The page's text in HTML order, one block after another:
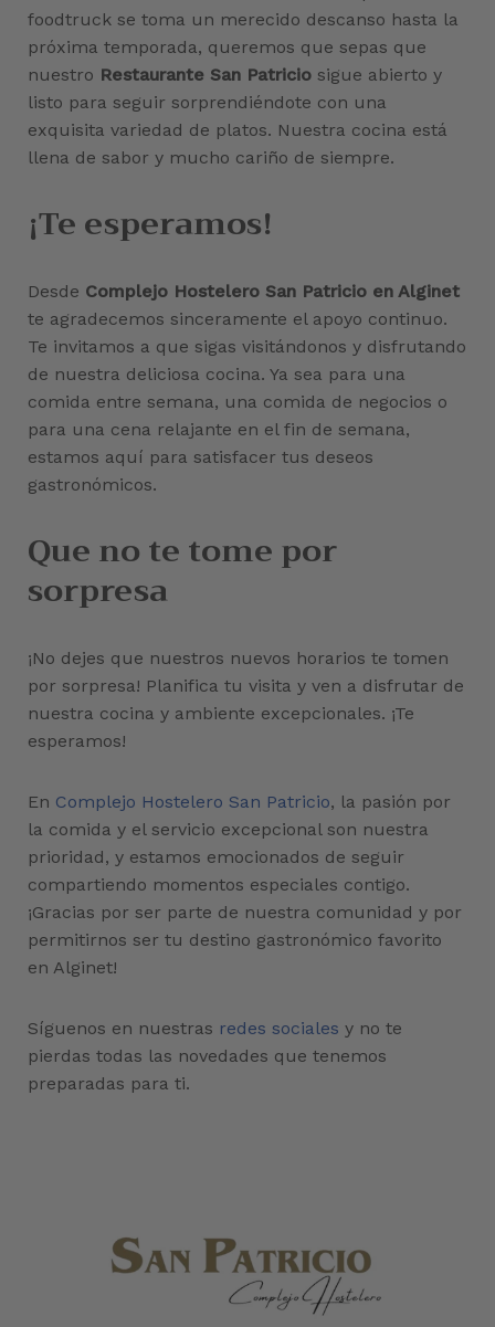
foodtruck se toma un merecido descanso hasta la
próxima temporada, queremos que sepas que
nuestro Restaurante San Patricio sigue abierto y
listo para seguir sorprendiéndote con una
exquisita variedad de platos. Nuestra cocina está
llena de sabor y mucho cariño de siempre.
¡Te esperamos!
Desde Complejo Hostelero San Patricio en Alginet
te agradecemos sinceramente el apoyo continuo.
Te invitamos a que sigas visitándonos y disfrutando
de nuestra deliciosa cocina. Ya sea para una
comida entre semana, una comida de negocios o
para una cena relajante en el fin de semana,
estamos aquí para satisfacer tus deseos
gastronómicos.
Que no te tome por
sorpresa
¡No dejes que nuestros nuevos horarios te tomen
por sorpresa! Planifica tu visita y ven a disfrutar de
nuestra cocina y ambiente excepcionales. ¡Te
esperamos!
En Complejo Hostelero San Patricio, la pasión por
la comida y el servicio excepcional son nuestra
prioridad, y estamos emocionados de seguir
compartiendo momentos especiales contigo.
¡Gracias por ser parte de nuestra comunidad y por
permitirnos ser tu destino gastronómico favorito
en Alginet!
Síguenos en nuestras redes sociales y no te
pierdas todas las novedades que tenemos
preparadas para ti.